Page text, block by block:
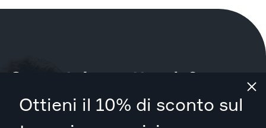
Ottieni il 10% di sconto sul
Cosa stai aspettando?
Prenota il tuo servizio oraa Celina .